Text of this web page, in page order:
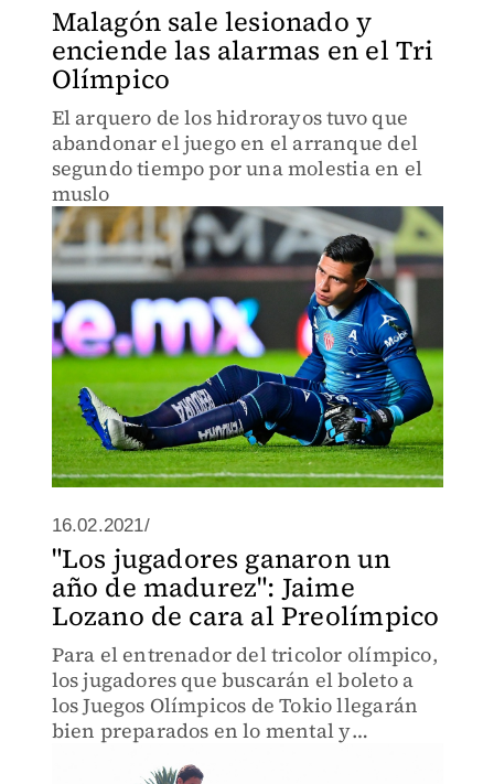
Malagón sale lesionado y
enciende las alarmas en el Tri
Olímpico
El arquero de los hidrorayos tuvo que
abandonar el juego en el arranque del
segundo tiempo por una molestia en el
muslo
16.02.2021/
"Los jugadores ganaron un
año de madurez": Jaime
Lozano de cara al Preolímpico
Para el entrenador del tricolor olímpico,
los jugadores que buscarán el boleto a
los Juegos Olímpicos de Tokio llegarán
bien preparados en lo mental y